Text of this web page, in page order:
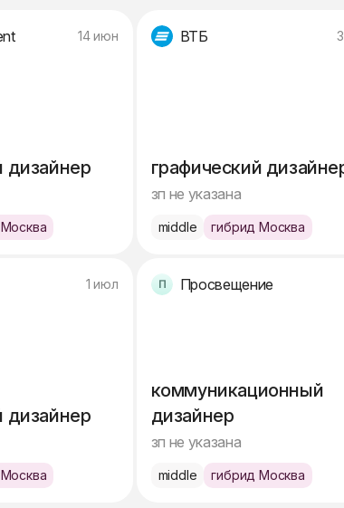
14 июн
дизайнер
ВТБ
графический
зп не указана
middle гибрид Москва
1 июл
дизайнер
Просвещение
коммуникационный
дизайнер
зп не указана
middle гибрид Москва